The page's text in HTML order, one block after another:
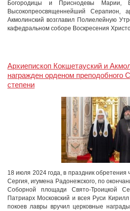
Богородицы и Приснодевы Марии,
Высокопреосвященнейший Серапион,
Акмолинский возглавил Полиелейную
кафедральном соборе Воскресения
Архиепископ Кокшетауский и
награжден орденом преподобного
степени
18 июля 2024 года, в праздник
Сергия, игумена Радонежского, по
Соборной площади Свято-Троицкой
Патриарх Московский и всея Руси
покоев лавры вручил церковные